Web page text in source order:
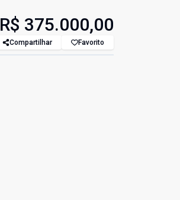
R$ 375.000,00
Compartilhar Favorito